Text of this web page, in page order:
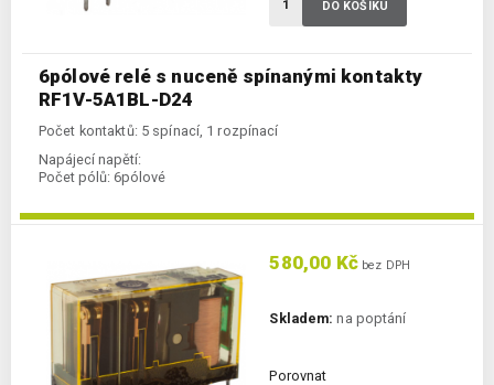
6pólové relé s nuceně spínanými kontakty
RF1V-5A1BL-D24
Počet kontaktů: 5 spínací, 1 rozpínací
Napájecí napětí:
Počet pólů: 6pólové
DO KOŠÍKU
580,00 Kč bez DPH
Skladem: na poptání
Porovnat